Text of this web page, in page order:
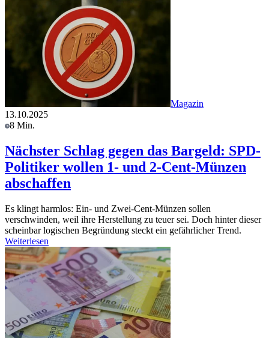
Magazin
13.10.2025
8 Min.
Nächster Schlag gegen das Bargeld: SPD-
Politiker wollen 1- und 2-Cent-Münzen
abschaffen
Es klingt harmlos: Ein- und Zwei-Cent-Münzen sollen
verschwinden, weil ihre Herstellung zu teuer sei. Doch hinter dieser
scheinbar logischen Begründung steckt ein gefährlicher Trend.
Weiterlesen